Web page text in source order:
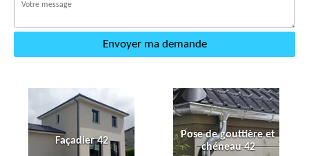
Façadier 42
Pose de gouttière et
chéneau 42